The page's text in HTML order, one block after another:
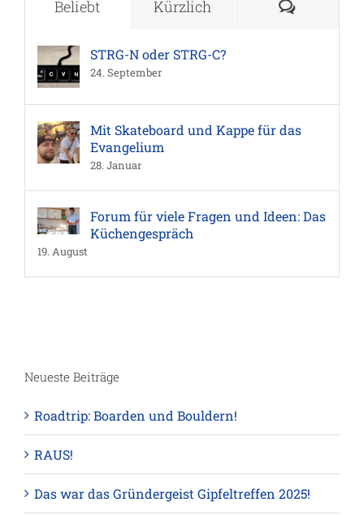
Beliebt Kürzlich
STRG-N oder STRG-C?
24. September
Mit Skateboard und Kappe für das
Evangelium
28. Januar
Forum für viele Fragen und Ideen: Das
Küchengespräch
19. August
Neueste Beiträge
Roadtrip: Boarden und Bouldern!
RAUS!
Das war das Gründergeist Gipfeltreffen 2025!